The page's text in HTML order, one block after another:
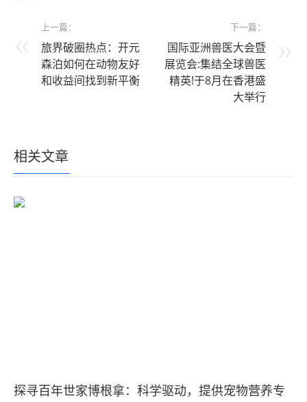
上一篇：
旅界破圈热点：开元
森泊如何在动物友好
和收益间找到新平衡
下一篇：
国际亚洲兽医大会暨
展览会:集结全球兽医
精英!于8月在香港盛
大举行
相关文章
探寻百年世家博根拿：科学驱动，提供宠物营养专